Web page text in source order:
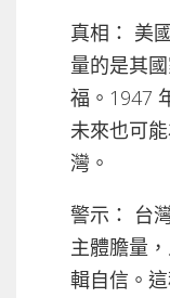
真相： 美
量的是其
福。1947
未來也可
灣。
警示： 台
主體膽量
輯自信。